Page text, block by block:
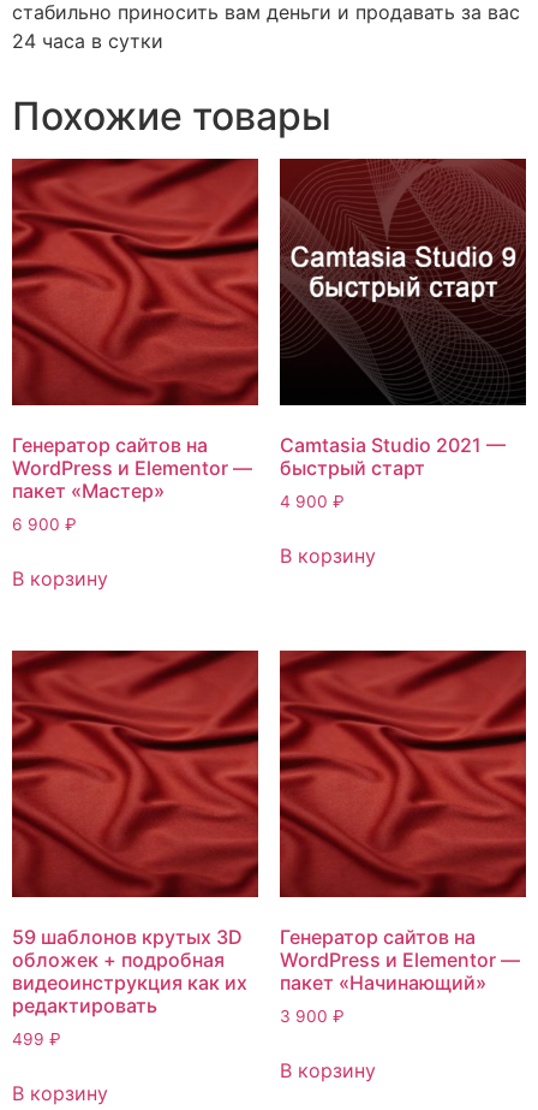
стабильно приносить вам деньги и продавать за вас
24 часа в сутки
Похожие товары
Генератор сайтов на
WordPress и Elementor —
пакет «Мастер»
6 900 ₽
В корзину
Camtasia Studio 2021 —
быстрый старт
4 900 ₽
В корзину
59 шаблонов крутых 3D
обложек + подробная
видеоинструкция как их
редактировать
499 ₽
В корзину
Генератор сайтов на
WordPress и Elementor —
пакет «Начинающий»
3 900 ₽
В корзину